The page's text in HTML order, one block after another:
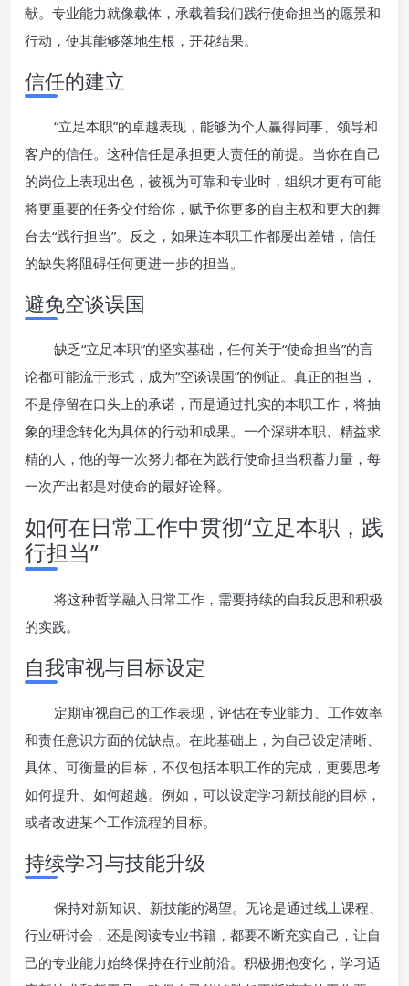
献。专业能力就像载体，承载着我们践行使命担当的愿景和
行动，使其能够落地生根，开花结果。
信任的建立
“立足本职”的卓越表现，能够为个人赢得同事、领导和
客户的信任。这种信任是承担更大责任的前提。当你在自己
的岗位上表现出色，被视为可靠和专业时，组织才更有可能
将更重要的任务交付给你，赋予你更多的自主权和更大的舞
台去“践行担当”。反之，如果连本职工作都屡出差错，信任
的缺失将阻碍任何更进一步的担当。
避免空谈误国
缺乏“立足本职”的坚实基础，任何关于“使命担当”的言
论都可能流于形式，成为“空谈误国”的例证。真正的担当，
不是停留在口头上的承诺，而是通过扎实的本职工作，将抽
象的理念转化为具体的行动和成果。一个深耕本职、精益求
精的人，他的每一次努力都在为践行使命担当积蓄力量，每
一次产出都是对使命的最好诠释。
如何在日常工作中贯彻“立足本职，践
行担当”
将这种哲学融入日常工作，需要持续的自我反思和积极
的实践。
自我审视与目标设定
定期审视自己的工作表现，评估在专业能力、工作效率
和责任意识方面的优缺点。在此基础上，为自己设定清晰、
具体、可衡量的目标，不仅包括本职工作的完成，更要思考
如何提升、如何超越。例如，可以设定学习新技能的目标，
或者改进某个工作流程的目标。
持续学习与技能升级
保持对新知识、新技能的渴望。无论是通过线上课程、
行业研讨会，还是阅读专业书籍，都要不断充实自己，让自
己的专业能力始终保持在行业前沿。积极拥抱变化，学习适